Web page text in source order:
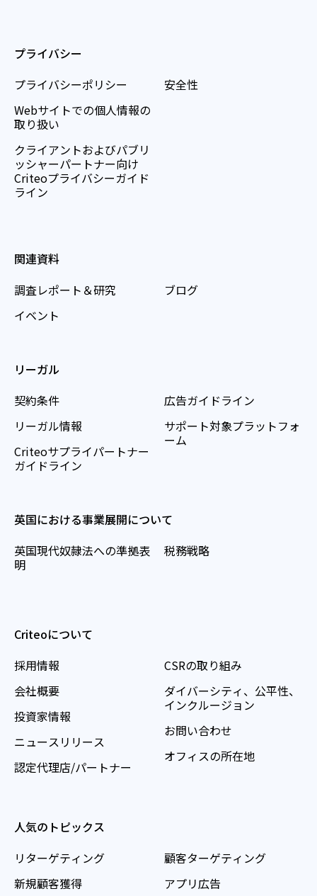
プライバシー
プライバシーポリシー
Webサイトでの個人情報の
取り扱い
クライアントおよびパブリ
ッシャーパートナー向け
Criteoプライバシーガイド
ライン
安全性
関連資料
調査レポート＆研究
イベント
ブログ
リーガル
契約条件
リーガル情報
Criteoサプライパートナー
ガイドライン
広告ガイドライン
サポート対象プラットフォ
ーム
英国における事業展開について
英国現代奴隷法への準拠表
明
税務戦略
Criteoについて
採用情報
会社概要
投資家情報
ニュースリリース
認定代理店/パートナー
CSRの取り組み
ダイバーシティ、公平性、
インクルージョン
お問い合わせ
オフィスの所在地
人気のトピックス
リターゲティング
新規顧客獲得
顧客ターゲティング
アプリ広告